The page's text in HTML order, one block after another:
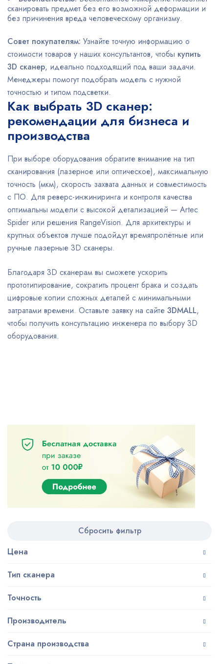
Сбросить фильтр
Цена
Тип сканера
Точность
Производитель
Страна производства
сканировать предмет без его возможной деформации и
без причинения вреда человеческому организму.
Совет покупателям: Узнайте точную информацию о
стоимости товаров у наших консультантов, чтобы купить
3D сканер, идеально подходящий под ваши задачи.
Менеджеры помогут подобрать модель с нужной
точностью и типом подсветки.
Как выбрать 3D сканер:
рекомендации для бизнеса и
производства
При выборе оборудования обратите внимание на тип
сканирования (лазерное или оптическое), максимальную
точность (мкм), скорость захвата данных и совместимость
с ПО. Для реверс-инжиниринга и контроля качества
оптимальны модели с высокой детализацией — Artec
Spider или решения RangeVision. Для архитектуры и
крупных объектов лучше подойдут времяпролётные или
ручные лазерные 3D сканеры.
Благодаря 3D сканерам вы сможете ускорить
прототипирование, сократить процент брака и создать
цифровые копии сложных деталей с минимальными
затратами времени. Оставьте заявку на сайте 3DMALL,
чтобы получить консультацию инженера по выбору 3D
оборудования.